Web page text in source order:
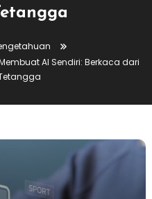
AI Sendiri: Berkaca dari